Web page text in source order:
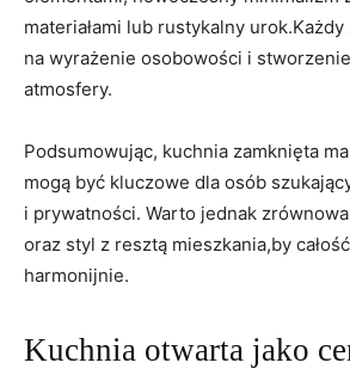
materiałami lub rustykalny
na wyrażenie osobowości i
atmosfery.
Podsumowując, kuchnia zamknięta
mogą być kluczowe dla osób
i prywatności. Warto jednak
oraz styl z resztą mieszkania,by
harmonijnie.
Kuchnia otwarta jako